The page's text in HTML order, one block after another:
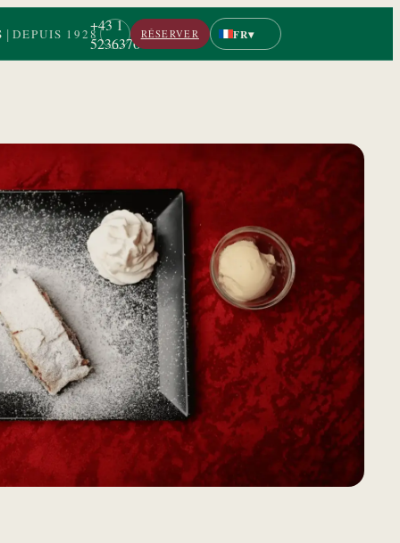
| DEPUIS 1928+43 1
5236376RÉSERVER FR▾